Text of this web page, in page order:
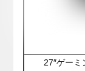
27″ゲー